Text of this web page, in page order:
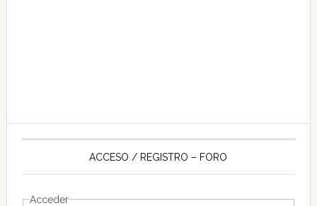
ACCESO / REGISTRO – FORO
Acceder